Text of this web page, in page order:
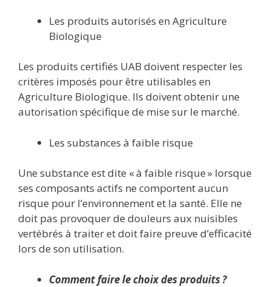
Les produits autorisés en Agriculture
Biologique
Les produits certifiés UAB doivent respecter les
critères imposés pour être utilisables en
Agriculture Biologique. Ils doivent obtenir une
autorisation spécifique de mise sur le marché.
Les substances à faible risque
Une substance est dite « à faible risque » lorsque
ses composants actifs ne comportent aucun
risque pour l’environnement et la santé. Elle ne
doit pas provoquer de douleurs aux nuisibles
vertébrés à traiter et doit faire preuve d’efficacité
lors de son utilisation.
Comment faire le choix des produits ?